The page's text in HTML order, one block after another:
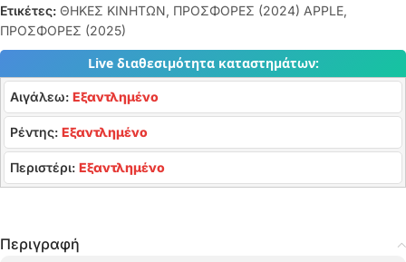
Ετικέτες: ΘΗΚΕΣ ΚΙΝΗΤΩΝ, ΠΡΟΣΦΟΡΕΣ (2024) APPLE,
ΠΡΟΣΦΟΡΕΣ (2025)
Live διαθεσιμότητα καταστημάτων:
Αιγάλεω: Εξαντλημένο
Ρέντης: Εξαντλημένο
Περιστέρι: Εξαντλημένο
Περιγραφή